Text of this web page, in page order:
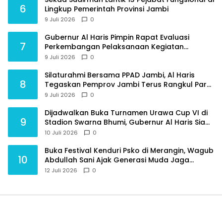
6
Lingkup Pemerintah Provinsi Jambi
9 Juli 2026 0
7
Gubernur Al Haris Pimpin Rapat Evaluasi
Perkembangan Pelaksanaan Kegiatan
Pembangunan Triwulan II TA 2026
9 Juli 2026 0
8
Silaturahmi Bersama PPAD Jambi, Al Haris
Tegaskan Pemprov Jambi Terus Rangkul Para
Purnawirawan
9 Juli 2026 0
9
Dijadwalkan Buka Turnamen Urawa Cup VI di
Stadion Swarna Bhumi, Gubernur Al Haris Siap
Berlaga Lawan Tim Urawa
10 Juli 2026 0
10
Buka Festival Kenduri Psko di Merangin, Wagub
Abdullah Sani Ajak Generasi Muda Jaga
Budaya dan Jauhi Narkoba
12 Juli 2026 0